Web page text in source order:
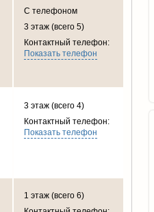
С телефоном
3 этаж (всего 5)
Контактный телефон:
Показать телефон
3 этаж (всего 4)
Контактный телефон:
Показать телефон
1 этаж (всего 6)